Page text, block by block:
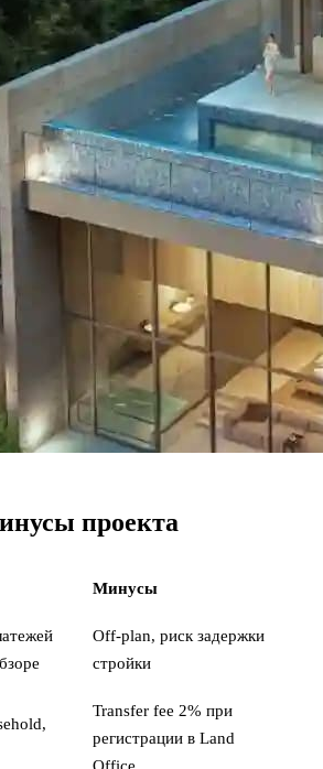
проекта
Минусы
Off-plan, риск задержки
стройки
Transfer fee 2% при
регистрации в Land